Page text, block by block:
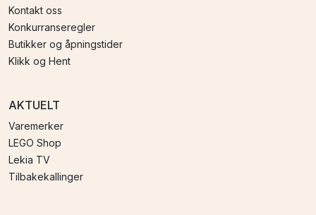
Kontakt oss
Konkurranseregler
Butikker og åpningstider
Klikk og Hent
AKTUELT
Varemerker
LEGO Shop
Lekia TV
Tilbakekallinger